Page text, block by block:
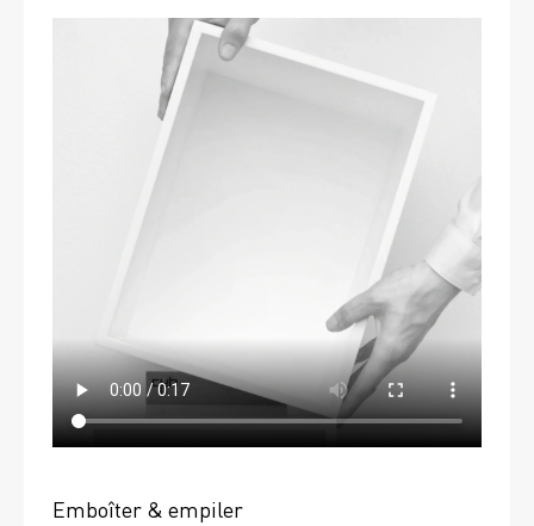
Emboîter & empiler